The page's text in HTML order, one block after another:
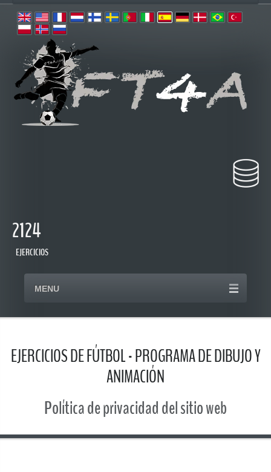
2124
EJERCICIOS
MENU
EJERCICIOS DE FÚTBOL - PROGRAMA DE DIBUJO Y
ANIMACIÓN
Política de privacidad del sitio web